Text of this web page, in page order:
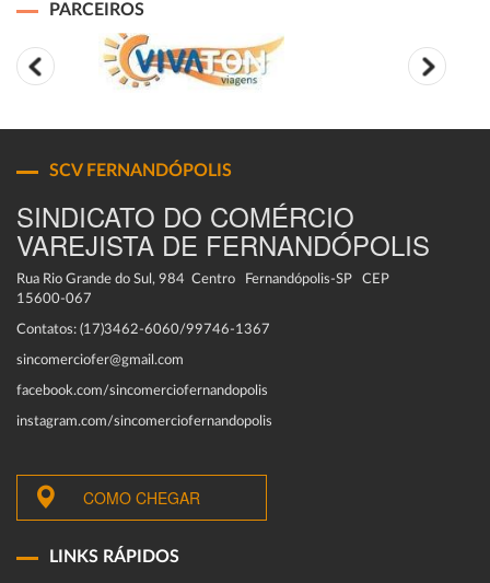
PARCEIROS
SCV FERNANDÓPOLIS
SINDICATO DO COMÉRCIO
VAREJISTA DE FERNANDÓPOLIS
Rua Rio Grande do Sul, 984 Centro Fernandópolis-SP CEP
15600-067
Contatos: (17)3462-6060/99746-1367
sincomerciofer@gmail.com
facebook.com/sincomerciofernandopolis
instagram.com/sincomerciofernandopolis
COMO CHEGAR
LINKS RÁPIDOS